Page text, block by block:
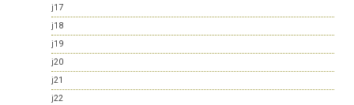
j17
j18
j19
j20
j21
j22